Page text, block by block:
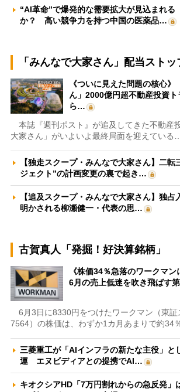
“AI革命”で爆発的な需要拡大が見込まれる
か？ 高い競争力を持つ中国の医薬品…
「みんなで大家さん」配当スト
《ついに見えた問題の核心》
ん」2000億円超不動産投資ト
ら…
本誌『週刊ポスト』が追及してきた不動産
大家さん」がいよいよ最終局面を迎えている…
【独走スクープ・みんなで大家さん】二転
ジェクト”の計画変更の裏で起き…
【追及スクープ・みんなで大家さん】独占
明かされる柳瀬健一・代表の思…
古賀真人「発掘！好決算銘柄」
《株価34％急落のワークマン
6月の売上低迷を吹き飛ばす
6月3日に8330円をつけたワークマン（東証
7564）の株価は、わずか1カ月あまりで約34
三菱重工が「AIインフラの新たな主役」と
運 エヌビディアとの提携でAI…
キオクシアHD「7万円割れからの急反発」